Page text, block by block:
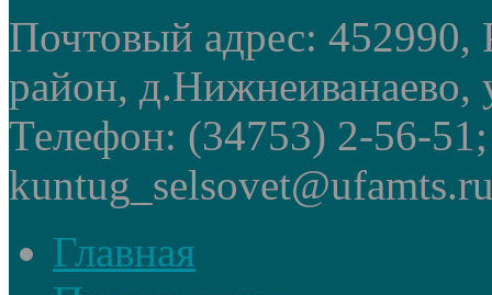
Почтовый адрес: 452990,
район, д.Нижнеиванаево,
Телефон: (34753) 2-56-
Главная